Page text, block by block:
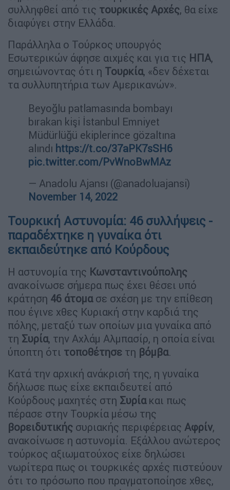
συλληφθεί από τις τουρκικές Αρχές, θα είχε
διαφύγει στην Ελλάδα.
Παράλληλα ο Τούρκος υπουργός
Εσωτερικών άφησε αιχμές και για τις ΗΠΑ,
σημειώνοντας ότι η Τουρκία, «δεν δέχεται
τα συλλυπητήρια των Αμερικανών».
Beyoğlu patlamasında bombayı
bırakan kişi İstanbul Emniyet
Müdürlüğü ekiplerince gözaltına
alındı https://t.co/37aPK7sSH6
pic.twitter.com/PvWnoBwMAz
— Anadolu Ajansı (@anadoluajansi)
November 14, 2022
Τουρκική Αστυνομία: 46 συλλήψεις -
παραδέχτηκε η γυναίκα ότι
εκπαιδεύτηκε από Κούρδους
Η αστυνομία της Κωνσταντινούπολης
ανακοίνωσε σήμερα πως έχει θέσει υπό
κράτηση 46 άτομασε σχέση με την επίθεση
που έγινε χθες Κυριακή στην καρδιά της
πόλης, μεταξύ των οποίων μια γυναίκα από
τη Συρία, την Αχλάμ Αλμπασίρ, η οποία είναι
ύποπτη ότι τοποθέτησε τη βόμβα.
Κατά την αρχική ανάκρισή της, η γυναίκα
δήλωσε πως είχε εκπαιδευτεί από
Κούρδους μαχητές στη Συρίακαι πως
πέρασε στην Τουρκία μέσω της
βορειδυτικής συριακής περιφέρειας Αφρίν,
ανακοίνωσε η αστυνομία. Εξάλλου ανώτερος
τούρκος αξιωματούχος είχε δηλώσει
νωρίτερα πως οι τουρκικές αρχές πιστεύουν
ότι το πρόσωπο που πραγματοποίησε χθες,